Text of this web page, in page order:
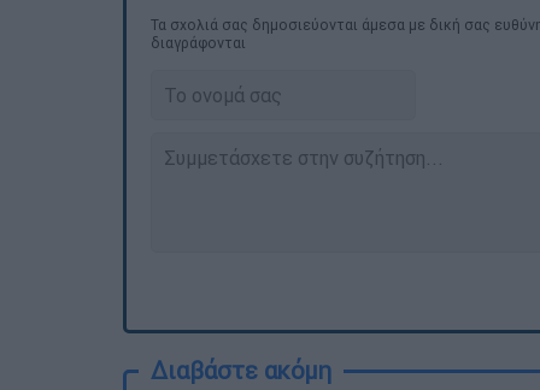
Τα σχολιά σας δημοσιεύονται άμεσα με δική σας
διαγράφονται
Διαβάστε ακόμη